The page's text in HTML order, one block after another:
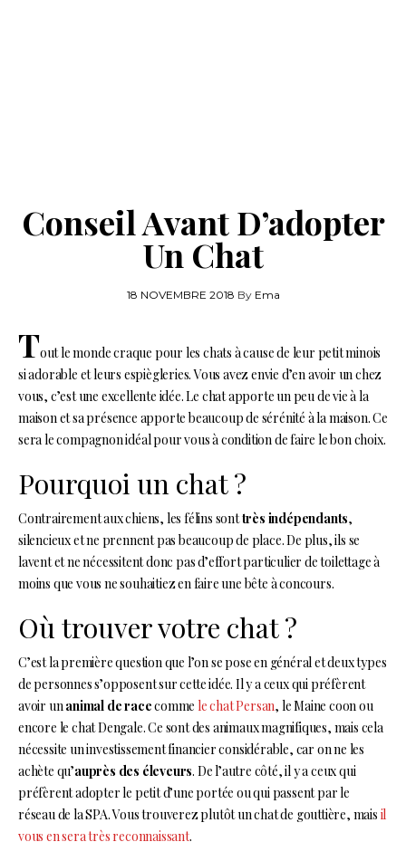
Conseil Avant D’adopter
Un Chat
18 NOVEMBRE 2018 By Ema
Tout le monde craque pour les chats à cause de leur petit minois
si adorable et leurs espiègleries. Vous avez envie d’en avoir un chez
vous, c’est une excellente idée. Le chat apporte un peu de vie à la
maison et sa présence apporte beaucoup de sérénité à la maison. Ce
sera le compagnon idéal pour vous à condition de faire le bon choix.
Pourquoi un chat ?
Contrairement aux chiens, les félins sonttrès indépendants,
silencieux et ne prennent pas beaucoup de place. De plus, ils se
lavent et ne nécessitent donc pas d’effort particulier de toilettage à
moins que vous ne souhaitiez en faire une bête à concours.
Où trouver votre chat ?
C’est la première question que l’on se pose en général et deux types
de personnes s’opposent sur cette idée. Il y a ceux qui préfèrent
avoir unanimal de racecomme le chat Persan, le Maine coon ou
encore le chat Dengale. Ce sont des animaux magnifiques, mais cela
nécessite un investissement financier considérable, car on ne les
achète qu’auprès des éleveurs. De l’autre côté, il y a ceux qui
préfèrent adopter le petit d’une portée ou qui passent par le
réseau de la SPA. Vous trouverez plutôt un chat de gouttière, mais il
vous en sera très reconnaissant.